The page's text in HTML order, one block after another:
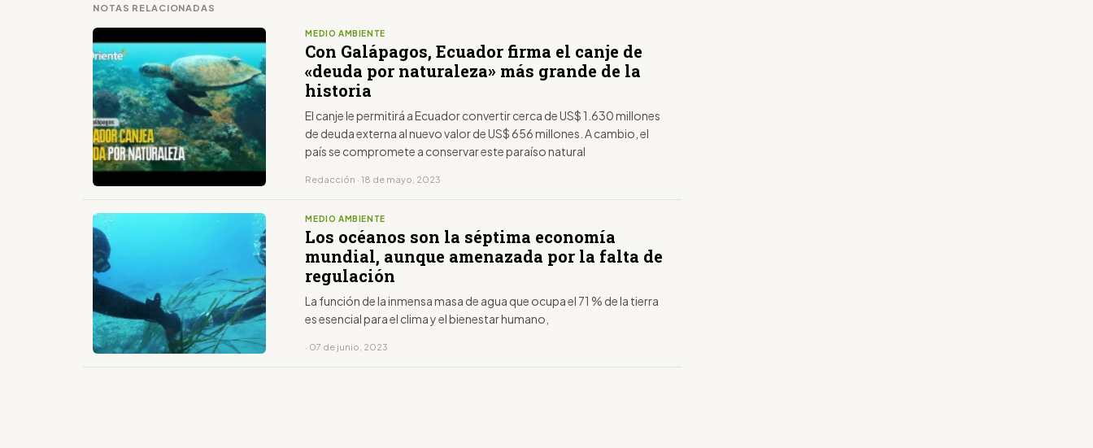
NOTAS RELACIONADAS
MEDIO AMBIENTE
Con Galápagos, Ecuador firma el canje de
«deuda por naturaleza» más grande de la
historia
El canje le permitirá a Ecuador convertir cerca de US$ 1.630 millones
de deuda externa al nuevo valor de US$ 656 millones. A cambio, el
país se compromete a conservar este paraíso natural
Redacción · 18 de mayo, 2023
MEDIO AMBIENTE
Los océanos son la séptima economía
mundial, aunque amenazada por la falta de
regulación
La función de la inmensa masa de agua que ocupa el 71 % de la tierra
es esencial para el clima y el bienestar humano,
· 07 de junio, 2023